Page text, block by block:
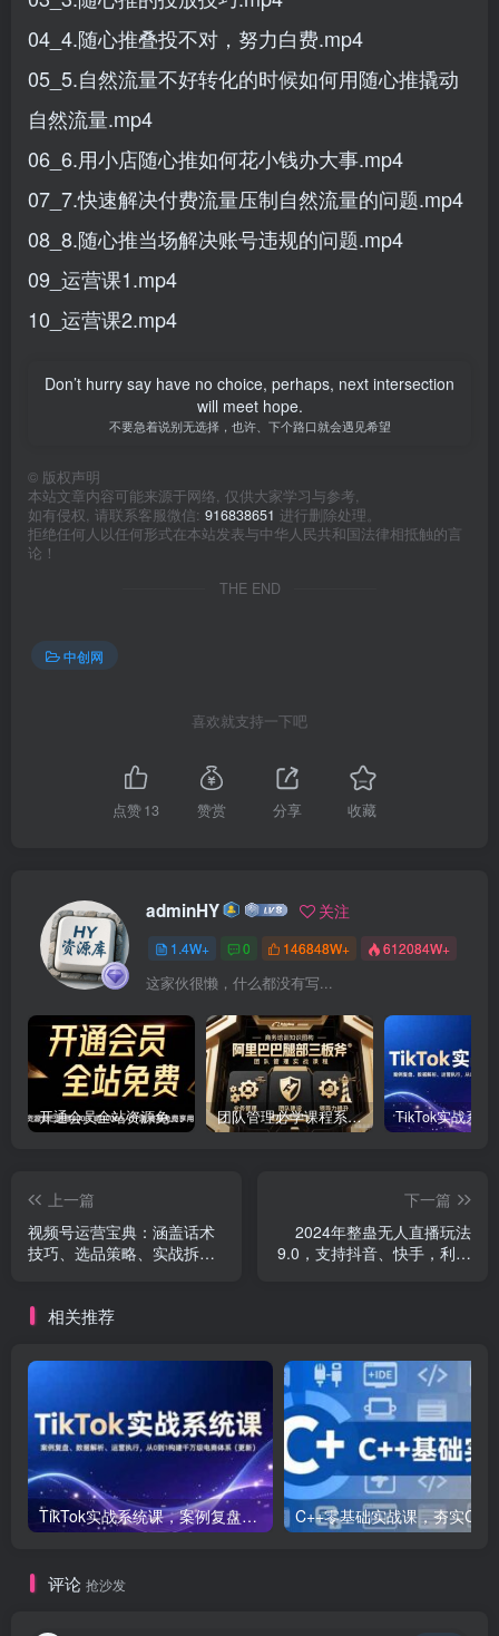
04_4.随心推叠投不对，努力白费.mp4
05_5.自然流量不好转化的时候如何用随心推撬动
自然流量.mp4
06_6.用小店随心推如何花小钱办大事.mp4
07_7.快速解决付费流量压制自然流量的问题.mp4
08_8.随心推当场解决账号违规的问题.mp4
09_运营课1.mp4
10_运营课2.mp4
Don’t hurry say have no choice, perhaps, next intersection
will meet hope.
不要急着说别无选择，也许、下个路口就会遇见希望
© 版权声明
本站文章内容可能来源于网络, 仅供大家学习与参考,
如有侵权, 请联系客服微信: 916838651 进行删除处理。
拒绝任何人以任何形式在本站发表与中华人民共和国法律相抵触的言
论！
THE END
中创网
喜欢就支持一下吧
点赞13 赞赏 分享 收藏
adminHY 关注
1.4W+ 0 146848W+ 612084W+
这家伙很懒，什么都没有写...
开通会员全站资源免费下载 开通VIP会员 HY资源库 团队管理必学课程系列，阿里巴巴“腿部三板斧”
上一篇
视频号运营宝典：涵盖话术
技巧、选品策略、实战拆解
下一篇
2024年整蛊无人直播玩法
9.0，支持抖音、快手，利用
相关推荐
TikTok实战系统课，案例复盘、数据解析、运营执行，从0到1构建千万级电商体系（更新）
评论 抢沙发